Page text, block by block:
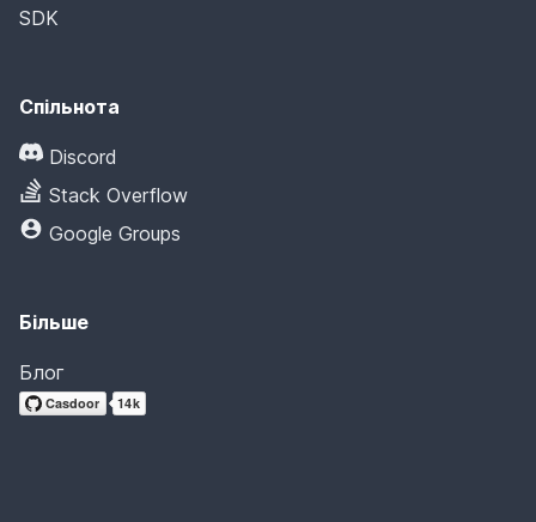
SDK
Спільнота
Discord
Stack Overflow
Google Groups
Більше
Блог